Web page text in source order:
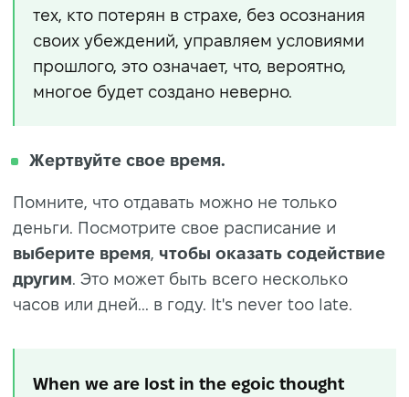
тех, кто потерян в страхе, без осознания
своих убеждений, управляем условиями
прошлого, это означает, что, вероятно,
многое будет создано неверно.
Жертвуйте свое время.
Помните, что отдавать можно не только
деньги. Посмотрите свое расписание и
выберите время, чтобы оказать содействие
другим. Это может быть всего несколько
часов или дней... в году. It's never too late.
When we are lost in the egoic thought